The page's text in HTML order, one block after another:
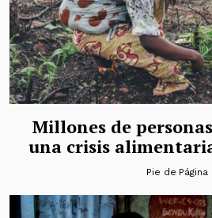
Millones de
una crisis
Pie de Página